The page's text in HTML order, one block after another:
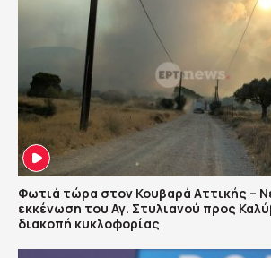
Φωτιά τώρα στον Κουβαρά Αττικής –
εκκένωση του Αγ. Στυλιανού προς
διακοπή κυκλοφορίας